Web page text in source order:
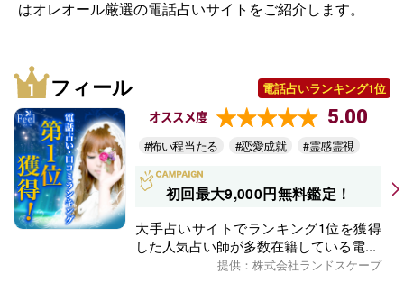
はオレオール厳選の電話占いサイトをご紹介します。
フィール 電話占いランキング1位
オススメ度 5.00
#怖い程当たる #恋愛成就 #霊感霊視
初回最大9,000円無料鑑定！
大手占いサイトでランキング1位を獲得
した人気占い師が多数在籍している電...
提供：株式会社ランドスケープ